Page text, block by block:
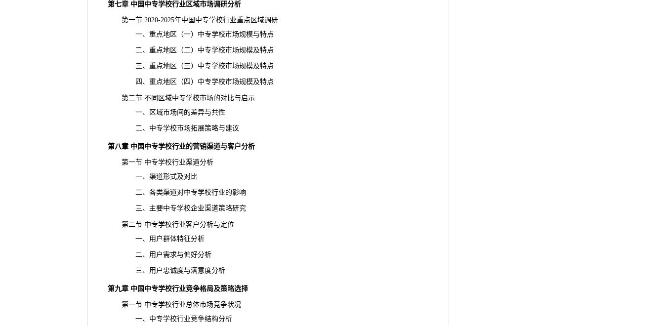
第七章 中国中专学校行业区域市场调研分析
第一节 2020-2025年中国中专学校行业重点区域调研
一、重点地区（一）中专学校市场规模与特点
二、重点地区（二）中专学校市场规模及特点
三、重点地区（三）中专学校市场规模及特点
四、重点地区（四）中专学校市场规模及特点
第二节 不同区域中专学校市场的对比与启示
一、区域市场间的差异与共性
二、中专学校市场拓展策略与建议
第八章 中国中专学校行业的营销渠道与客户分析
第一节 中专学校行业渠道分析
一、渠道形式及对比
二、各类渠道对中专学校行业的影响
三、主要中专学校企业渠道策略研究
第二节 中专学校行业客户分析与定位
一、用户群体特征分析
二、用户需求与偏好分析
三、用户忠诚度与满意度分析
第九章 中国中专学校行业竞争格局及策略选择
第一节 中专学校行业总体市场竞争状况
一、中专学校行业竞争结构分析